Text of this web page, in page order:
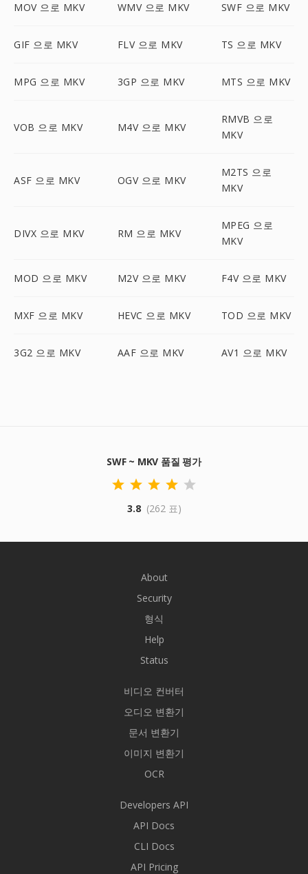
MOV 으로 MKV WMV 으로 MKV SWF 으로 MKV
GIF 으로 MKV FLV 으로 MKV TS 으로 MKV
MPG 으로 MKV 3GP 으로 MKV MTS 으로 MKV
VOB 으로 MKV M4V 으로 MKV
RMVB 으로
MKV
ASF 으로 MKV OGV 으로 MKV
M2TS 으로
MKV
DIVX 으로 MKV RM 으로 MKV
MPEG 으로
MKV
MOD 으로 MKV M2V 으로 MKV F4V 으로 MKV
MXF 으로 MKV HEVC 으로 MKV TOD 으로 MKV
3G2 으로 MKV AAF 으로 MKV AV1 으로 MKV
SWF ~ MKV 품질 평가
3.8 (262 표)
About
Security
형식
Help
Status
비디오 컨버터
오디오 변환기
문서 변환기
이미지 변환기
OCR
Developers API
API Docs
CLI Docs
API Pricing